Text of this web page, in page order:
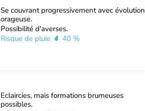
Se couvrant progressivement avec évolution
orageuse.
Possibilité d'averses.
Risque de pluie
40 %
Eclaircies, mais formations brumeuses
possibles.